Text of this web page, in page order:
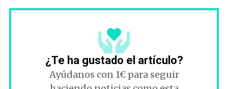
¿Te ha gustado el artículo?
Ayúdanos con 1€ para seguir